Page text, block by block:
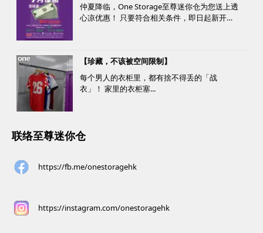
仲夏降临，One Storage至尊迷你仓为您送上透
心凉优惠！ 只要符合相关条件，即日起新开仓
物乐。 优惠详情...
【珍藏，不该被空间限制】
每个男人的衣柜里，都有捨不得丢的「战
衣」！ 家里的衣柜塞...
联络至尊迷你仓
https://fb.me/onestoragehk
https://instagram.com/onestoragehk